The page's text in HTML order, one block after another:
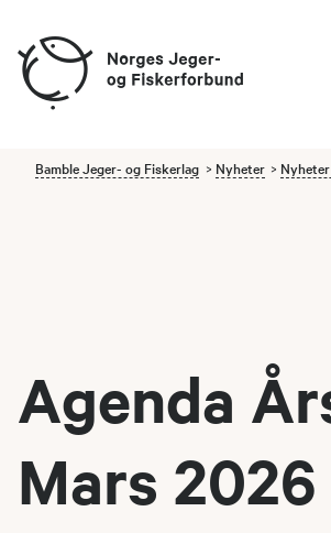
Bamble Jeger- og Fiskerlag Nyheter
Agenda
Mars 2026